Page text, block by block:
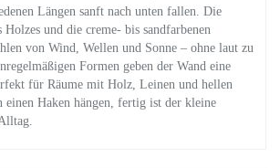
Längen sanft nach unten fallen. Die
Holzes und die creme- bis sandfarbenen
von Wind, Wellen und Sonne – ohne laut zu
Formen geben der Wand eine
für Räume mit Holz, Leinen und hellen
einen Haken hängen, fertig ist der kleine